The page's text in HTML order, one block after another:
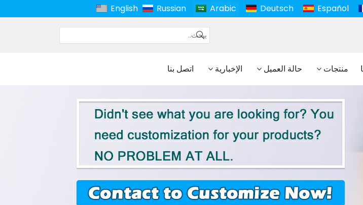
English Russian Arabic Deutsch Español
منتجات حالة العميل الإخبارية اتصل بنا